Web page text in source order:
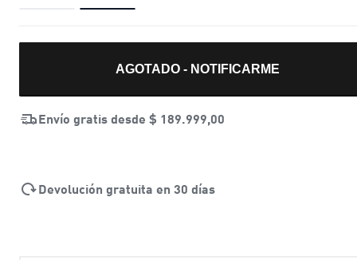
AGOTADO - NOTIFICARME
Envío gratis desde $ 189.999,00
Devolución gratuita en 30 días